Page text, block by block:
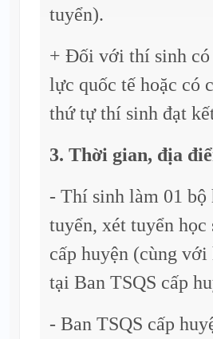
tuyển).
+ Đối với thí sinh có
lực quốc tế hoặc có
thứ tự thí sinh đạt
3. Thời gian, địa
- Thí sinh làm 01 bộ
tuyển, xét tuyển
cấp huyện (cùng
tại Ban TSQS cấp
- Ban TSQS cấp